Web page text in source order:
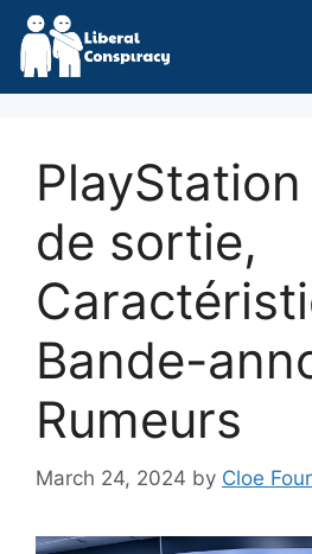
Skip
content
de sortie,
Bande-
Rumeurs
March 24, 2024 by Cloe